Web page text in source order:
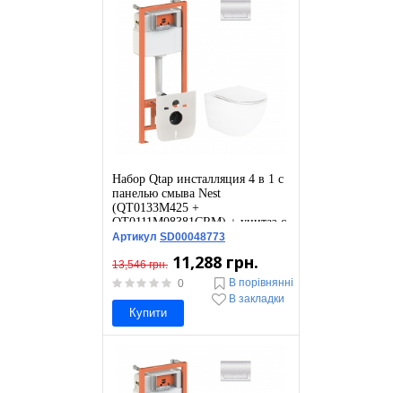
Набор Qtap инсталляция 4 в 1 с
панелью смыва Nest
(QT0133M425 +
QT0111M08381CRM) + унитаз с
сиденьем Robin
Артикул SD00048773
13,546 грн. 11,288 грн.
0
Купити
В порівнянні
В закладки